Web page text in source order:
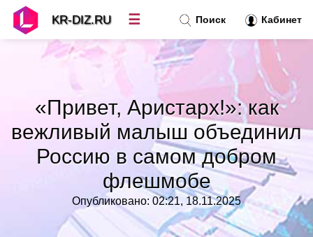
«Привет, Аристарх!»: как
вежливый малыш объединил
Россию в самом добром
флешмобе
Опубликовано: 02:21, 18.11.2025
Поиск Кабинет
KR-DIZ.RU ☰
Топ новостей»
Рубрики»
»